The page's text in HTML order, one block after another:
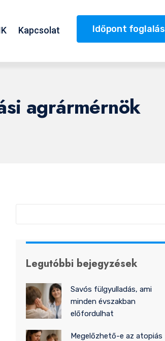
Kapcsolat Időpont foglalás
agrármérnök
Legutóbbi bejegyzések
Savós fülgyulladás, ami
minden évszakban
előfordulhat
Megelőzhető-e az atopiás